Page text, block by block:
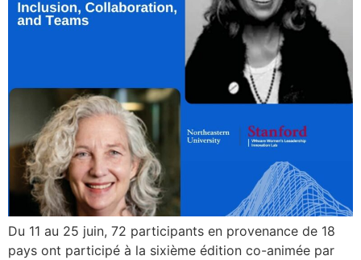
Du 11 au 25 juin, 72 participants en provenance de 18
pays ont participé à la sixième édition co-animée par